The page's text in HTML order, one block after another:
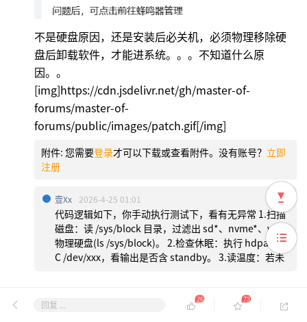
不是硬盘原因，还是安装后必关机，必须物理移除硬
盘后卸载软件，才能进系统。。。不知道什么原
因。。
[img]https://cdn.jsdelivr.net/gh/master-of-
forums/master-of-
forums/public/images/patch.gif[/img]
附件: 您需要登录才可以下载或查看附件。没有账号？ 立即
注册
壹xx 2026-4-25 01:01
代码逻辑如下，你手动执行测试下，看有无异常 1.扫描
磁盘：读 /sys/block 目录，过滤出 sd*、nvme*、vd*
物理硬盘(ls /sys/block)。 2.检查休眠：执行 hdparm -
C /dev/xxx，看输出是否含 standby。 3.读温度：若未
回复 ...
26 73